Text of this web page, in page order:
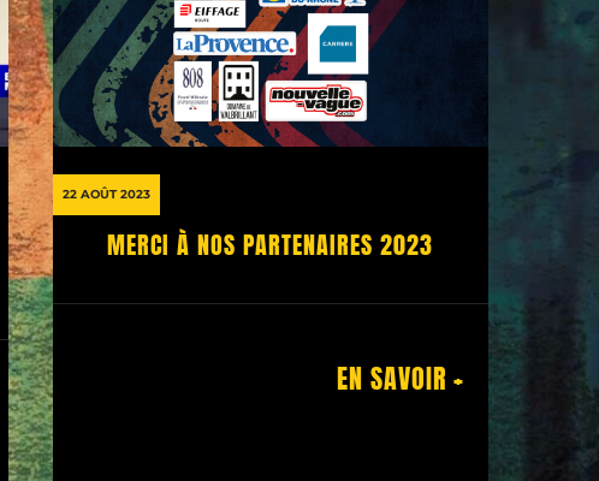
22 AOÛT 2023
MERCI À NOS PARTENAIRES 2023
EN SAVOIR +